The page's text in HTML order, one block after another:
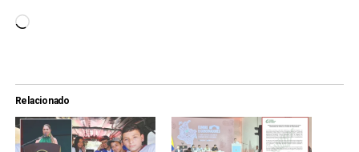
Cargando...
Relacionado